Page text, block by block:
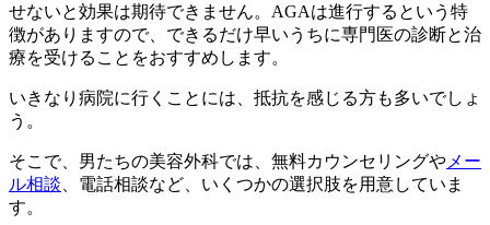
せないと効果は期待できません。AGAは進行するという特
徴がありますので、できるだけ早いうちに専門医の診断と治
療を受けることをおすすめします。
いきなり病院に行くことには、抵抗を感じる方も多いでしょ
う。
そこで、男たちの美容外科では、無料カウンセリングや メー
ル相談 、電話相談など、いくつかの選択肢を用意していま
す。